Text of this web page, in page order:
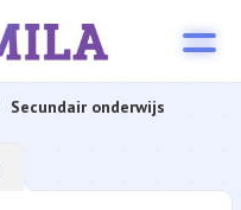
Secundair onderwijs